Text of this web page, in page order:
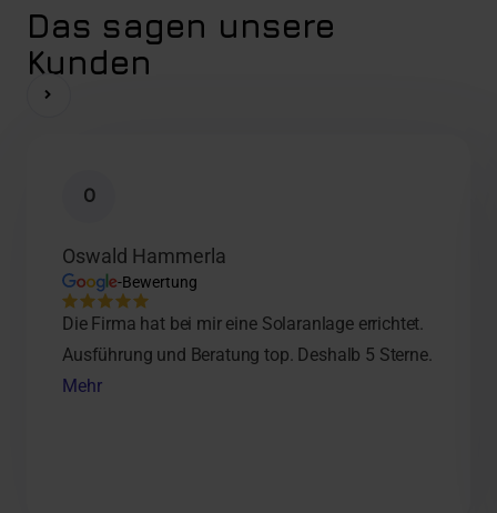
Das sagen unsere
Kunden
O
Oswald Hammerla
-Bewertung
Die Firma hat bei mir eine Solaranlage errichtet.
Ausführung und Beratung top. Deshalb 5 Sterne.
Mehr